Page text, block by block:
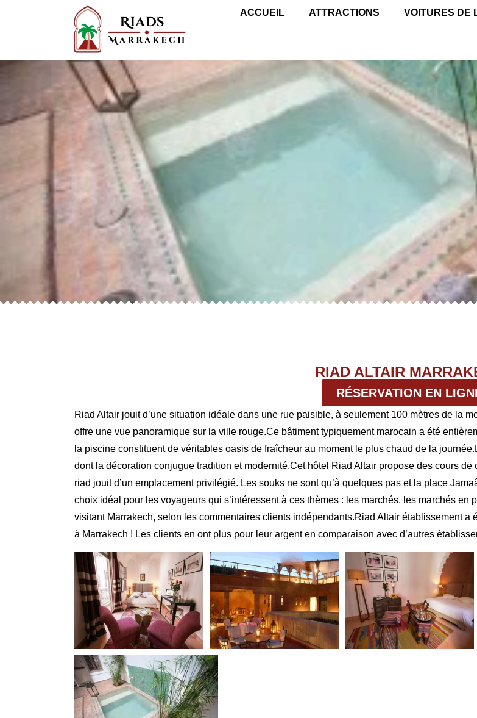
ACCUEIL ATTRACTIONS VOITURES DE
RIAD ALTAIR
RÉSERVATION EN
Riad Altair jouit d’une situation idéale dans une rue paisible, à seulement 100 mètres de la
offre une vue panoramique sur la ville rouge.Ce bâtiment typiquement marocain a été
la piscine constituent de véritables oasis de fraîcheur au moment le plus chaud de la
dont la décoration conjugue tradition et modernité.Cet hôtel Riad Altair propose des cours
riad jouit d’un emplacement privilégié. Les souks ne sont qu’à quelques pas et la place
choix idéal pour les voyageurs qui s’intéressent à ces thèmes : les marchés, les marchés
visitant Marrakech, selon les commentaires clients indépendants.Riad Altair établissement
à Marrakech ! Les clients en ont plus pour leur argent en comparaison avec d’autres